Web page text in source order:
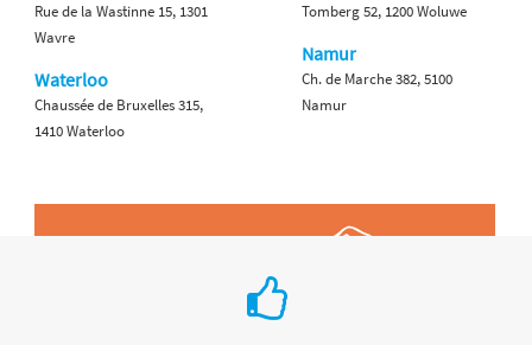
Rue de la Wastinne 15, 1301
Wavre
Waterloo
Chaussée de Bruxelles 315,
1410 Waterloo
Tomberg 52, 1200 Woluwe
Namur
Ch. de Marche 382, 5100
Namur